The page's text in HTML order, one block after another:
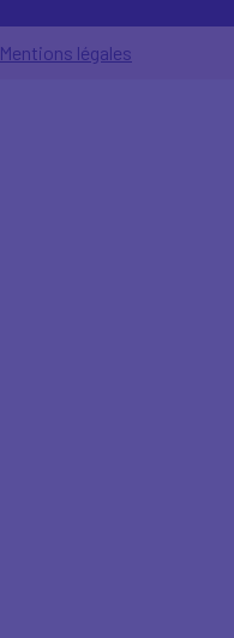
Mentions légales